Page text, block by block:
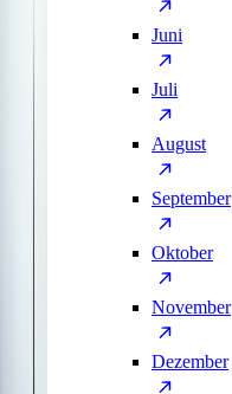
Juni
Juli
August
September
Oktober
November
Dezember